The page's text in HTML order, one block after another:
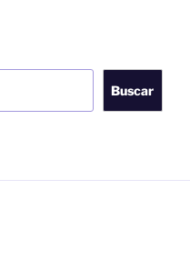
Buscar